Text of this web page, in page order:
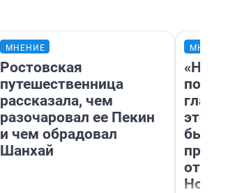
МНЕНИЕ
Ростовская
путешественница
рассказала, чем
разочаровал ее Пекин
и чем обрадовал
Шанхай
этого
бьет